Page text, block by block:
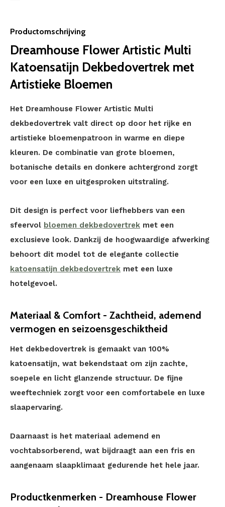
Productomschrijving
Dreamhouse Flower Artistic Multi
Katoensatijn Dekbedovertrek met
Artistieke Bloemen
Het Dreamhouse Flower Artistic Multi
dekbedovertrek valt direct op door het rijke en
artistieke bloemenpatroon in warme en diepe
kleuren. De combinatie van grote bloemen,
botanische details en donkere achtergrond zorgt
voor een luxe en uitgesproken uitstraling.
Dit design is perfect voor liefhebbers van een
sfeervol bloemen dekbedovertrek met een
exclusieve look. Dankzij de hoogwaardige afwerking
behoort dit model tot de elegante collectie
katoensatijn dekbedovertrek met een luxe
hotelgevoel.
Materiaal & Comfort - Zachtheid, ademend
vermogen en seizoensgeschiktheid
Het dekbedovertrek is gemaakt van 100%
katoensatijn, wat bekendstaat om zijn zachte,
soepele en licht glanzende structuur. De fijne
weeftechniek zorgt voor een comfortabele en luxe
slaapervaring.
Daarnaast is het materiaal ademend en
vochtabsorberend, wat bijdraagt aan een fris en
aangenaam slaapklimaat gedurende het hele jaar.
Productkenmerken - Dreamhouse Flower